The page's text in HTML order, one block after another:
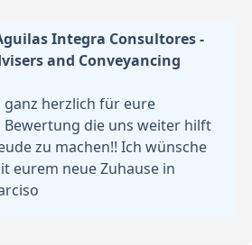
Integra Consultores -
and Conveyancing
herzlich für eure
die uns weiter hilft
zu machen!! Ich wünsche
eurem neue Zuhause in